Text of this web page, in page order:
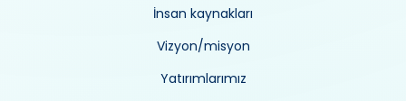
İnsan kaynakları
Vizyon/misyon
Yatırımlarımız